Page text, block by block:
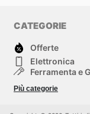
CATEGORIE
Offerte
Elettronica
Ferramenta e
Bambini e
Più categorie